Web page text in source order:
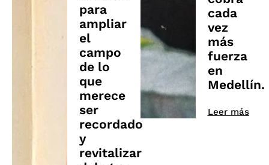
para
ampliar
el
campo
de lo
que
merece
ser
recordado
y
revitalizar
cada
vez
más
fuerza
en
Medellín.
Leer más